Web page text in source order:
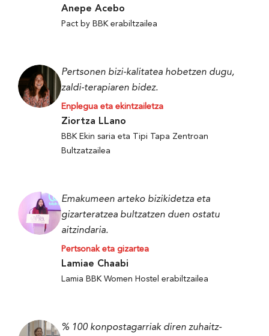
Anepe Acebo
Pact by BBK erabiltzailea
Pertsonen bizi-kalitatea hobetzen dugu,
zaldi-terapiaren bidez.
Enplegua eta ekintzailetza
Ziortza LLano
BBK Ekin saria eta Tipi Tapa Zentroan
Bultzatzailea
Emakumeen arteko bizikidetza eta
gizarteratzea bultzatzen duen ostatu
aitzindaria.
Pertsonak eta gizartea
Lamiae Chaabi
Lamia BBK Women Hostel erabiltzailea
% 100 konpostagarriak diren zuhaitz-